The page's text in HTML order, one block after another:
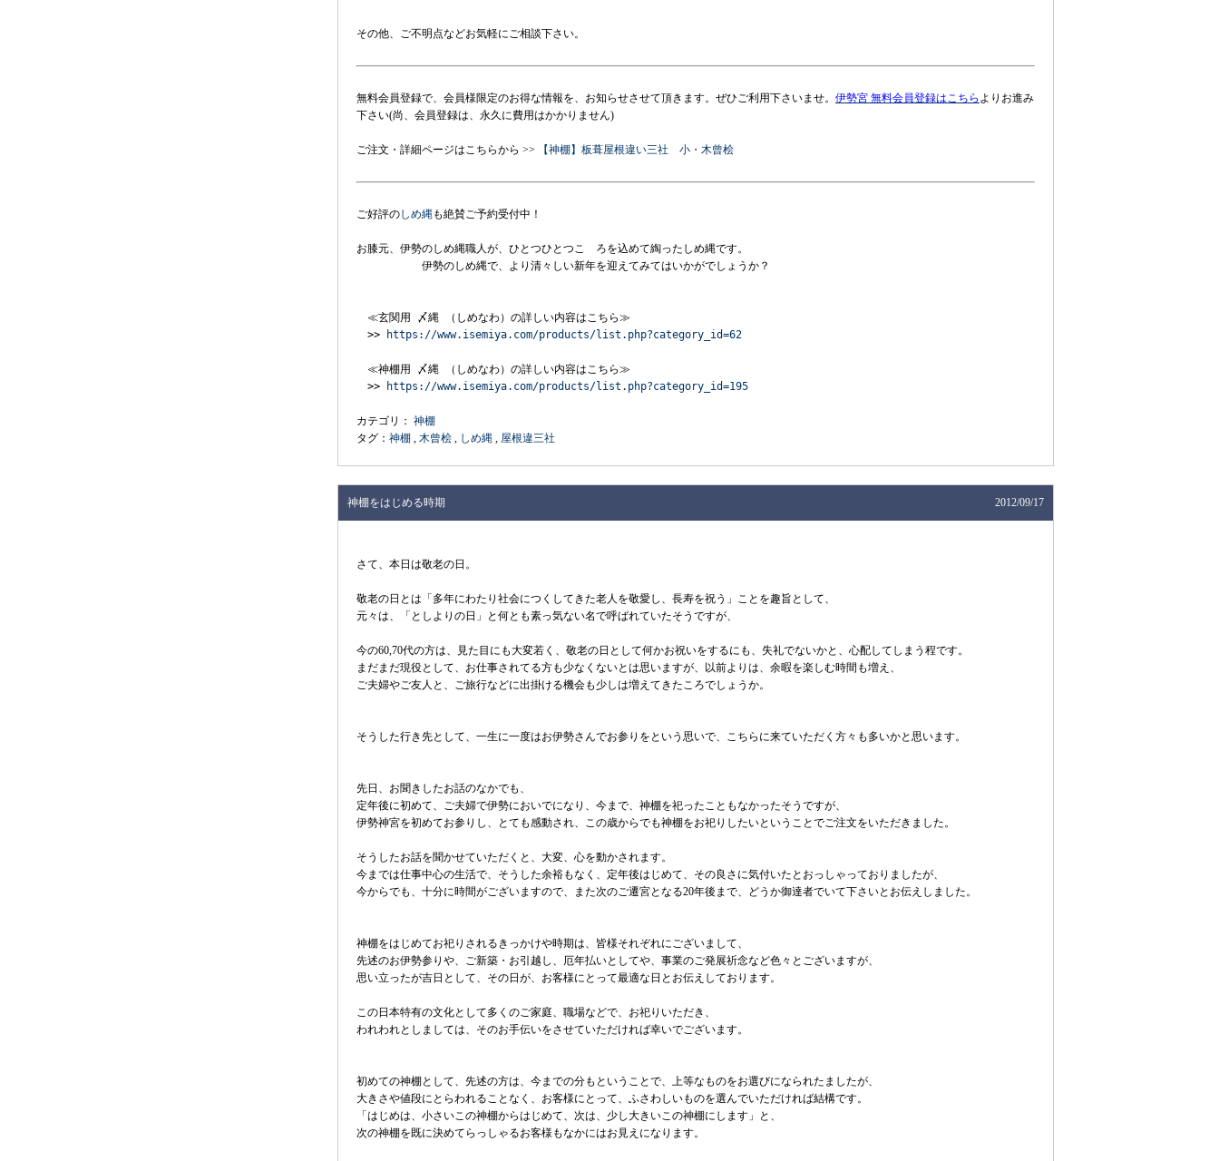
その他、ご不明点などお気軽にご相談下さい。
無料会員登録で、会員様限定のお得な情報を、お知らせさせて頂きます。ぜひご利用下さいませ。 伊勢宮 無料会員登録はこちら よりお進み
下さい(尚、会員登録は、永久に費用はかかりません)
ご注文・詳細ページはこちらから >> 【神棚】板葺屋根違い三社 小・木曾桧
ご好評のしめ縄も絶賛ご予約受付中！
お膝元、伊勢のしめ縄職人が、ひとつひとつこゝろを込めて綯ったしめ縄です。
伊勢のしめ縄で、より清々しい新年を迎えてみてはいかがでしょうか？
≪玄関用 〆縄 （しめなわ）の詳しい内容はこちら≫
>>
https://www.isemiya.com/products/list.php?category_id=62
≪神棚用 〆縄 （しめなわ）の詳しい内容はこちら≫
>>
https://www.isemiya.com/products/list.php?category_id=195
カテゴリ： 神棚
タグ： 神棚 , 木曾桧 , しめ縄 , 屋根違三社
神棚をはじめる時期 2012/09/17
さて、本日は敬老の日。
敬老の日とは「多年にわたり社会につくしてきた老人を敬愛し、長寿を祝う」ことを趣旨として、
元々は、「としよりの日」と何とも素っ気ない名で呼ばれていたそうですが、
今の60,70代の方は、見た目にも大変若く、敬老の日として何かお祝いをするにも、失礼でないかと、心配してしまう程です。
まだまだ現役として、お仕事されてる方も少なくないとは思いますが、以前よりは、余暇を楽しむ時間も増え、
ご夫婦やご友人と、ご旅行などに出掛ける機会も少しは増えてきたころでしょうか。
そうした行き先として、一生に一度はお伊勢さんでお参りをという思いで、こちらに来ていただく方々も多いかと思います。
先日、お聞きしたお話のなかでも、
定年後に初めて、ご夫婦で伊勢においでになり、今まで、神棚を祀ったこともなかったそうですが、
伊勢神宮を初めてお参りし、とても感動され、この歳からでも神棚をお祀りしたいということでご注文をいただきました。
そうしたお話を聞かせていただくと、大変、心を動かされます。
今までは仕事中心の生活で、そうした余裕もなく、定年後はじめて、その良さに気付いたとおっしゃっておりましたが、
今からでも、十分に時間がございますので、また次のご遷宮となる20年後まで、どうか御達者でいて下さいとお伝えしました。
神棚をはじめてお祀りされるきっかけや時期は、皆様それぞれにございまして、
先述のお伊勢参りや、ご新築・お引越し、厄年払いとしてや、事業のご発展祈念など色々とございますが、
思い立ったが吉日として、その日が、お客様にとって最適な日とお伝えしております。
この日本特有の文化として多くのご家庭、職場などで、お祀りいただき、
われわれとしましては、そのお手伝いをさせていただければ幸いでございます。
初めての神棚として、先述の方は、今までの分もということで、上等なものをお選びになられたましたが、
大きさや値段にとらわれることなく、お客様にとって、ふさわしいものを選んでいただければ結構です。
「はじめは、小さいこの神棚からはじめて、次は、少し大きいこの神棚にします」と、
次の神棚を既に決めてらっしゃるお客様もなかにはお見えになります。